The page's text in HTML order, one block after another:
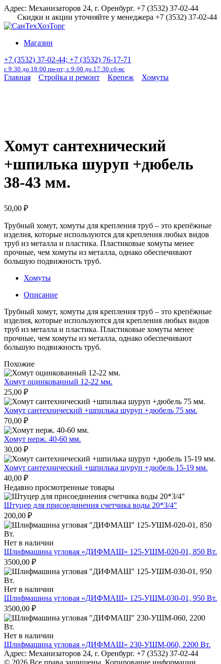
Перейти
содержанию
Адрес: Механизаторов 24, г. Оренбург. +7 (3532) 37-02-44
Скидки и акции уточняйте у менеджера +7 (3532) 37-02-44
Магазин
+7 (3532) 37-02-44; +7 (3532) 76-17-71
с 9:30 до 18:00 пн-пт; с 9:00 до 17:30 сб-вс
Главная Стройка и ремонт Крепеж Хомуты
Хомут сантехнический
+шпилька шуруп +дюбель
38-43 мм.
50,00 ₽
Трубный хомут, хомуты для крепления труб – это крепёжные
изделия, которые используются для крепления любых видов
труб из металла и пластика. Пластиковые хомуты менее
прочные, чем хомуты из металла, однако обеспечивают
большую подвижность труб.
Хомуты
Описание
Трубный хомут, хомуты для крепления труб – это крепёжные
изделия, которые используются для крепления любых видов
труб из металла и пластика. Пластиковые хомуты менее
прочные, чем хомуты из металла, однако обеспечивают
большую подвижность труб.
Похожие
Хомут оцинкованный 12-22 мм.
25,00 ₽
Хомут сантехнический +шпилька шуруп +дюбель 75 мм.
70,00 ₽
Хомут нерж. 40-60 мм.
30,00 ₽
Хомут сантехнический +шпилька шуруп +дюбель 15-19 мм.
40,00 ₽
Недавно просмотренные товары
Штуцер для присоединения счетчика воды 20*3/4″
200,00 ₽
Нет в наличии
Шлифмашина угловая «ДИФМАШ» 125-УШМ-020-01, 850 Вт.
3500,00 ₽
Нет в наличии
Шлифмашина угловая «ДИФМАШ» 125-УШМ-030-01, 950 Вт.
3500,00 ₽
Нет в наличии
Шлифмашина угловая «ДИФМАШ» 230-УШМ-060, 2200 Вт.
Адрес: Механизаторов 24, г. Оренбург. +7 (3532) 37-02-44
© 2026 Все права защищены. Копирование информации